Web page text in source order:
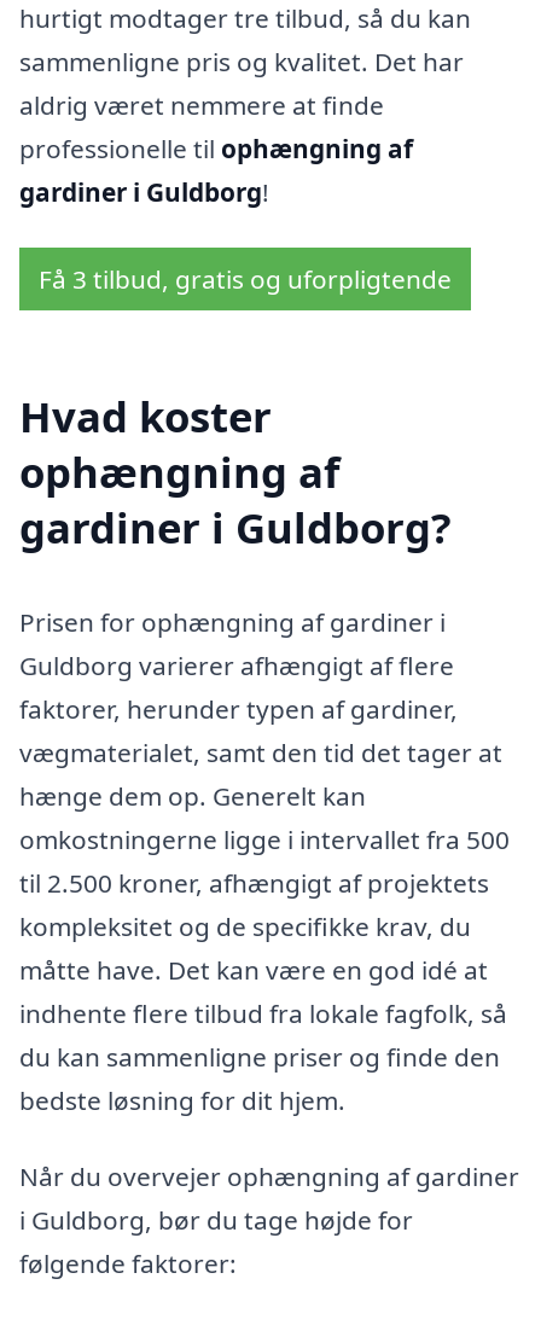
hurtigt modtager tre tilbud, så du kan
sammenligne pris og kvalitet. Det har
aldrig været nemmere at finde
professionelle til ophængning af
gardiner i Guldborg!
Få 3 tilbud, gratis og uforpligtende
Hvad koster
ophængning af
gardiner i Guldborg?
Prisen for ophængning af gardiner i
Guldborg varierer afhængigt af flere
faktorer, herunder typen af gardiner,
vægmaterialet, samt den tid det tager at
hænge dem op. Generelt kan
omkostningerne ligge i intervallet fra 500
til 2.500 kroner, afhængigt af projektets
kompleksitet og de specifikke krav, du
måtte have. Det kan være en god idé at
indhente flere tilbud fra lokale fagfolk, så
du kan sammenligne priser og finde den
bedste løsning for dit hjem.
Når du overvejer ophængning af gardiner
i Guldborg, bør du tage højde for
følgende faktorer: